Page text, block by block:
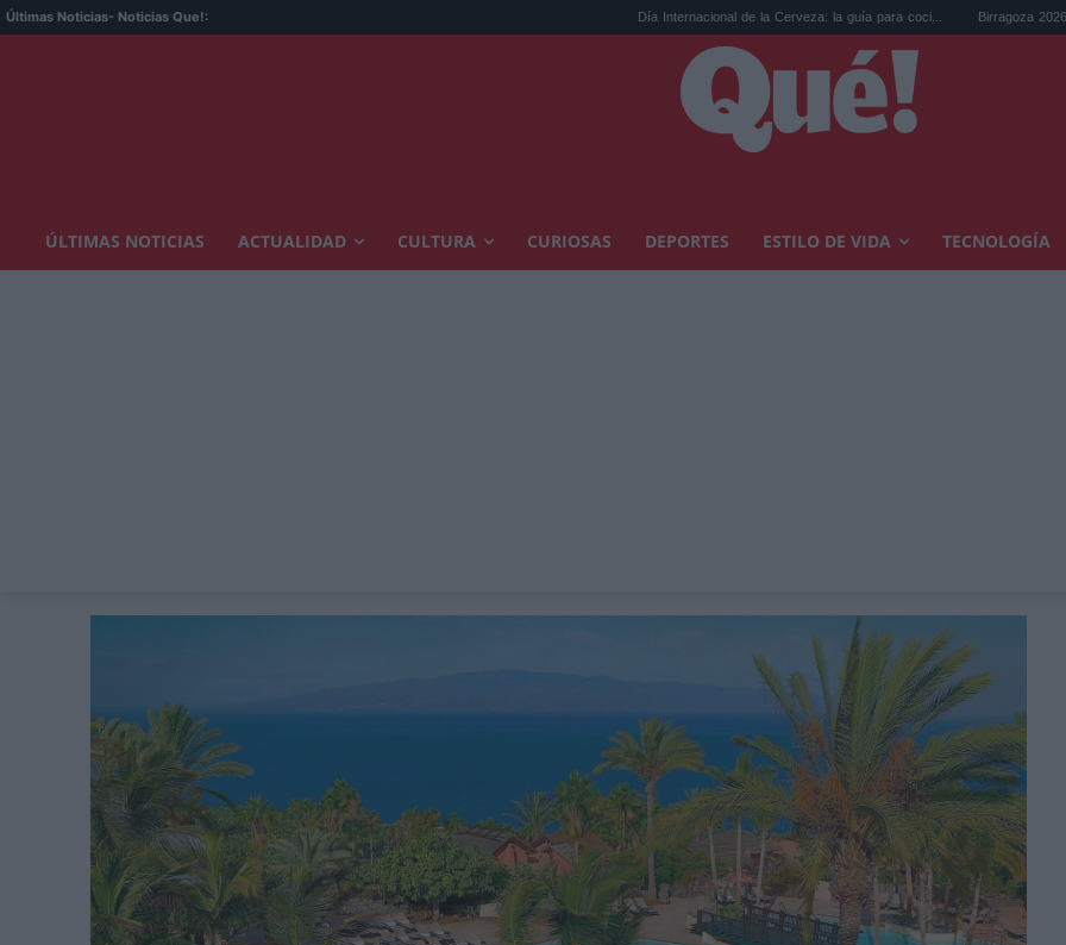
Últimas Noticias- Noticias Que!: Día Internacional de la Cerveza: la guía para coci... Birragoza 2026: el festival de
ÚLTIMAS NOTICIAS ACTUALIDAD CULTURA CURIOSAS DEPORTES ESTILO DE VIDA TECNOLOGÍA